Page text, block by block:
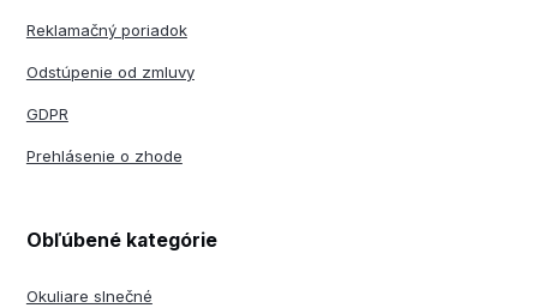
Reklamačný poriadok
Odstúpenie od zmluvy
GDPR
Prehlásenie o zhode
Obľúbené kategórie
Okuliare slnečné